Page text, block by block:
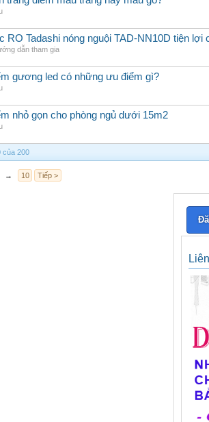
RO Tadashi nóng nguội TAD-NN10D tiện lợi
dẫn tham gia
gương led có những ưu điểm gì?
nhỏ gọn cho phòng ngủ dưới 15m2
của 200
→ 10 Tiếp >